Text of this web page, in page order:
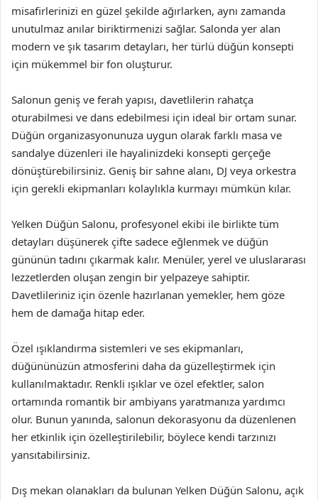
misafirlerinizi en güzel şekilde ağırlarken, aynı zamanda
unutulmaz anılar biriktirmenizi sağlar. Salonda yer alan
modern ve şık tasarım detayları, her türlü düğün konsepti
için mükemmel bir fon oluşturur.
Salonun geniş ve ferah yapısı, davetlilerin rahatça
oturabilmesi ve dans edebilmesi için ideal bir ortam sunar.
Düğün organizasyonunuza uygun olarak farklı masa ve
sandalye düzenleri ile hayalinizdeki konsepti gerçeğe
dönüştürebilirsiniz. Geniş bir sahne alanı, DJ veya orkestra
için gerekli ekipmanları kolaylıkla kurmayı mümkün kılar.
Yelken Düğün Salonu, profesyonel ekibi ile birlikte tüm
detayları düşünerek çifte sadece eğlenmek ve düğün
gününün tadını çıkarmak kalır. Menüler, yerel ve uluslararası
lezzetlerden oluşan zengin bir yelpazeye sahiptir.
Davetlileriniz için özenle hazırlanan yemekler, hem göze
hem de damağa hitap eder.
Özel ışıklandırma sistemleri ve ses ekipmanları,
düğününüzün atmosferini daha da güzelleştirmek için
kullanılmaktadır. Renkli ışıklar ve özel efektler, salon
ortamında romantik bir ambiyans yaratmanıza yardımcı
olur. Bunun yanında, salonun dekorasyonu da düzenlenen
her etkinlik için özelleştirilebilir, böylece kendi tarzınızı
yansıtabilirsiniz.
Dış mekan olanakları da bulunan Yelken Düğün Salonu, açık